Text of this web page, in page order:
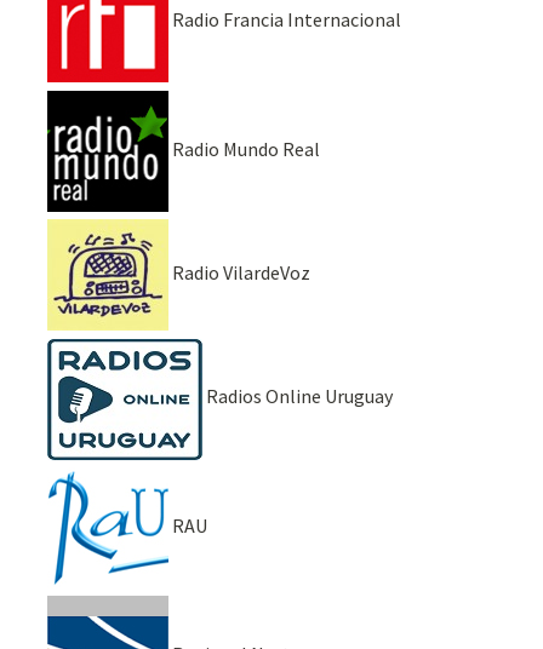
Radio Francia Internacional
Radio Mundo Real
Radio VilardeVoz
Radios Online Uruguay
RAU